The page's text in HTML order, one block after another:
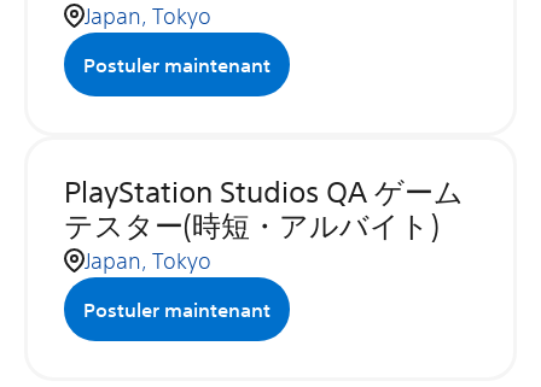
Japan, Tokyo
Postuler maintenant
PlayStation Studios QA ゲーム
テスター(時短・アルバイト)
Japan, Tokyo
Postuler maintenant